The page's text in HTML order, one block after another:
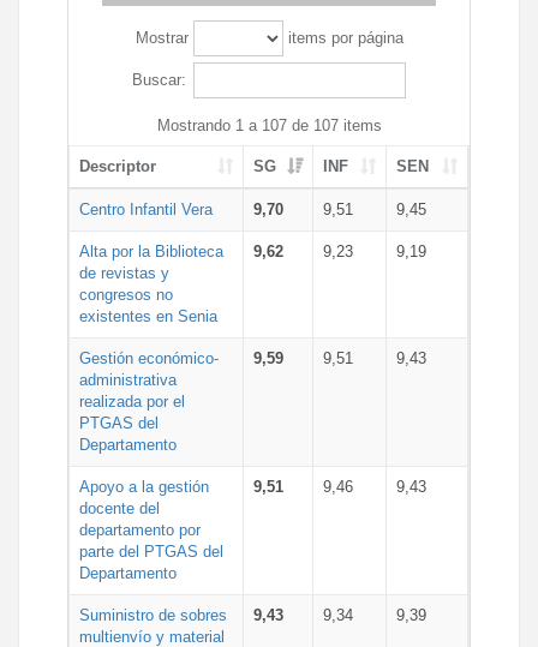
Mostrar items por página
Buscar:
Mostrando 1 a 107 de 107 items
Descriptor SG INF SEN
Centro Infantil Vera 9,70 9,51 9,45
Alta por la Biblioteca
de revistas y
congresos no
existentes en Senia
9,62 9,23 9,19
Gestión económico-
administrativa
realizada por el
PTGAS del
Departamento
9,59 9,51 9,43
Apoyo a la gestión
docente del
departamento por
parte del PTGAS del
Departamento
9,51 9,46 9,43
Suministro de sobres
multienvío y material
9,43 9,34 9,39